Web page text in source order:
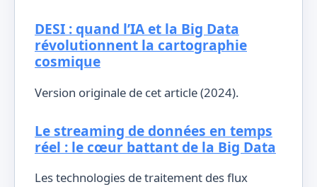
DESI : quand l’IA et la Big Data
révolutionnent la cartographie
cosmique
Version originale de cet article (2024).
Le streaming de données en temps
réel : le cœur battant de la Big Data
Les technologies de traitement des flux